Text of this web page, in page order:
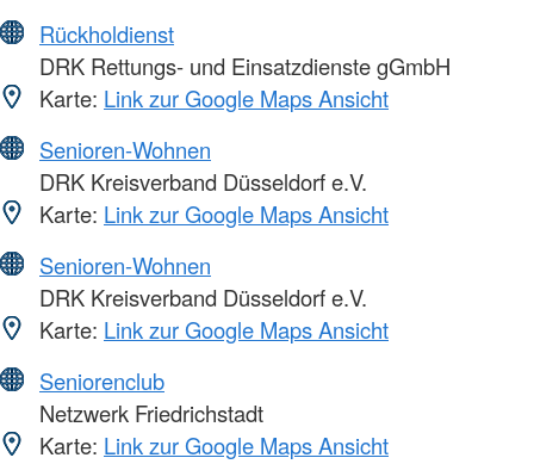
Rückholdienst
DRK Rettungs- und Einsatzdienste gGmbH
Karte: Link zur Google Maps Ansicht
Senioren-Wohnen
DRK Kreisverband Düsseldorf e.V.
Karte: Link zur Google Maps Ansicht
Senioren-Wohnen
DRK Kreisverband Düsseldorf e.V.
Karte: Link zur Google Maps Ansicht
Seniorenclub
Netzwerk Friedrichstadt
Karte: Link zur Google Maps Ansicht